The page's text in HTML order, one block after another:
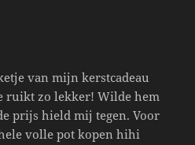
van mijn kerstcadeau
ruikt zo lekker! Wilde hem
prijs hield mij tegen. Voor
volle pot kopen hihi